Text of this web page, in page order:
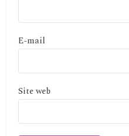
E-mail
Site web